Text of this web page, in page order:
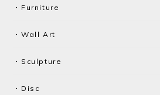
・Furniture
・Wall Art
・Sculpture
・Disc